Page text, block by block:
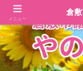
メニュー
倉